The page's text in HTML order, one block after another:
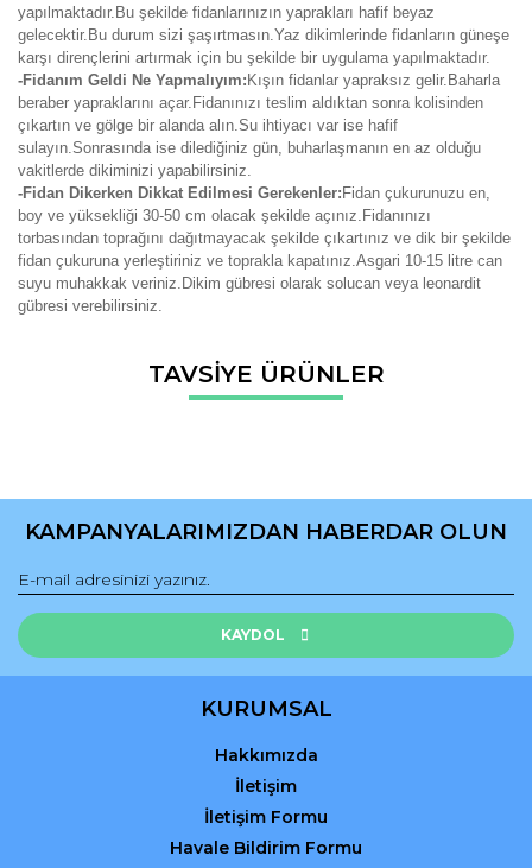
yapılmaktadır.Bu şekilde fidanlarınızın yaprakları hafif beyaz
gelecektir.Bu durum sizi şaşırtmasın.Yaz dikimlerinde fidanların güneşe
karşı dirençlerini artırmak için bu şekilde bir uygulama yapılmaktadır.
-Fidanım Geldi Ne Yapmalıyım: Kışın fidanlar yapraksız gelir.Baharla
beraber yapraklarını açar.Fidanınızı teslim aldıktan sonra kolisinden
çıkartın ve gölge bir alanda alın.Su ihtiyacı var ise hafif
sulayın.Sonrasında ise dilediğiniz gün, buharlaşmanın en az olduğu
vakitlerde dikiminizi yapabilirsiniz.
-Fidan Dikerken Dikkat Edilmesi Gerekenler: Fidan çukurunuzu en,
boy ve yüksekliği 30-50 cm olacak şekilde açınız.Fidanınızı
torbasından toprağını dağıtmayacak şekilde çıkartınız ve dik bir şekilde
fidan çukuruna yerleştiriniz ve toprakla kapatınız.Asgari 10-15 litre can
suyu muhakkak veriniz.Dikim gübresi olarak solucan veya leonardit
gübresi verebilirsiniz.
Bu ürüne ilk yorumu siz yapın!
Bu ürünün fiyat bilgisi, resim, ürün açıklamalarında ve diğer
konularda yetersiz gördüğünüz noktaları öneri formunu
Ürün açıklamasında eksik bilgiler bulunuyor.
Ürün fiyatı diğer sitelerden daha pahalı.
Bu ürüne benzer farklı alternatifler olmalı.
Gönder
TAVSİYE ÜRÜNLER
KAMPANYALARIMIZDAN HABERDAR OLUN
KAYDOL
KURUMSAL
Hakkımızda
İletişim
İletişim Formu
Havale Bildirim Formu